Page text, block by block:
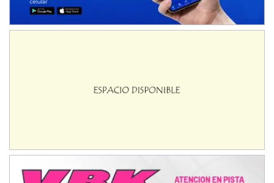
NORESTE SANTAFESINO - F6
Ciudad de Avellaneda (Asfalto)